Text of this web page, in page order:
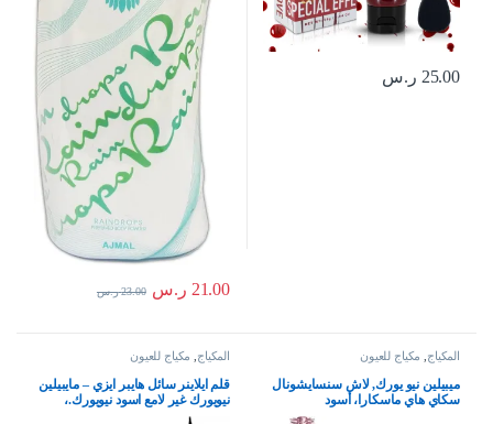
25.00 ر.س
21.00 ر.س 23.00 ر.س
المكياج مكياج للعيون
ميبيلين نيو يورك, لاش سنسايشونال
سكاي هاي ماسكارا، أسود
المكياج مكياج للعيون
قلم ايلاينر سائل هايبر ايزي – مايبيلين
نيويورك غير لامع اسود نيويورك.،